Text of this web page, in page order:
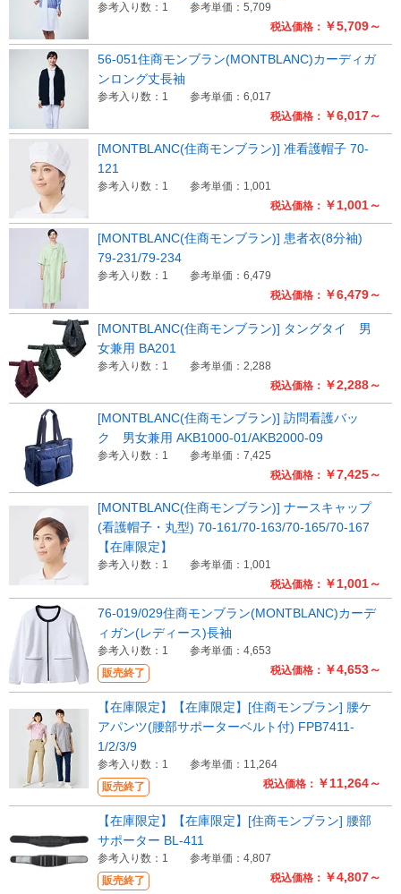
税込価格： ￥5,709～
参考入り数：1 参考単価：5,709
税込価格： ￥6,017～
56-051住商モンブラン(MONTBLANC)カーディガ
ンロング丈長袖
参考入り数：1 参考単価：6,017
税込価格： ￥1,001～
[MONTBLANC(住商モンブラン)] 准看護帽子 70-
121
参考入り数：1 参考単価：1,001
税込価格： ￥6,479～
[MONTBLANC(住商モンブラン)] 患者衣(8分袖)
79-231/79-234
参考入り数：1 参考単価：6,479
税込価格： ￥2,288～
[MONTBLANC(住商モンブラン)] タングタイ 男
女兼用 BA201
参考入り数：1 参考単価：2,288
税込価格： ￥7,425～
[MONTBLANC(住商モンブラン)] 訪問看護バッ
ク 男女兼用 AKB1000-01/AKB2000-09
参考入り数：1 参考単価：7,425
税込価格： ￥1,001～
[MONTBLANC(住商モンブラン)] ナースキャップ
(看護帽子・丸型) 70-161/70-163/70-165/70-167
【在庫限定】
参考入り数：1 参考単価：1,001
販売終了 税込価格： ￥4,653～
76-019/029住商モンブラン(MONTBLANC)カーデ
ィガン(レディース)長袖
参考入り数：1 参考単価：4,653
販売終了 税込価格： ￥11,264～
【在庫限定】【在庫限定】[住商モンブラン] 腰ケ
アパンツ(腰部サポーターベルト付) FPB7411-
1/2/3/9
参考入り数：1 参考単価：11,264
販売終了 税込価格： ￥4,807～
【在庫限定】【在庫限定】[住商モンブラン] 腰部
サポーター BL-411
参考入り数：1 参考単価：4,807